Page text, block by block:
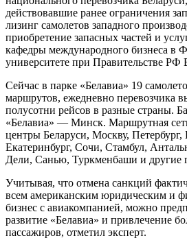
действовавшие ранее ограничения
лизинг самолетов западного
приобретение запасных частей и
кафедры международного бизнеса в
университете при Правительстве РФ
Сейчас в парке «Белавиа» 19
маршрутов, ежедневно перевозчика
полусотни рейсов в разные страны.
«Белавиа» — Минск. Маршрутная
центры Беларуси, Москву, Петербург,
Екатеринбург, Сочи, Стамбул,
Дели, Санью, Туркменбаши и другие
Учитывая, что отмена санкций
всем американским юридическим и
бизнес с авиакомпанией, можно
развитие «Белавиа» и привлечение
пассажиров, отметил эксперт.